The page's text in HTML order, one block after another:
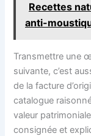
Recettes
anti-
Transmettre une
suivante, c’est
de la facture
catalogue
valeur
consignée et